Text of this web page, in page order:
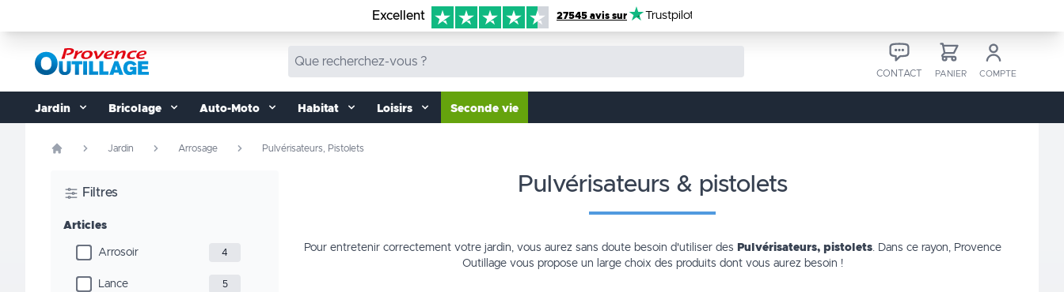
Excellent 27545 avis sur Trustpilot
CONTACT PANIER COMPTE
Jardin Bricolage Auto-Moto Habitat Loisirs Seconde vie
Jardin Arrosage Pulvérisateurs, Pistolets
Filtres
Articles
Arrosoir 4
Lance 5
pulvérisateurs & pistolets
Pour entretenir correctement votre jardin, vous aurez sans doute besoin d'utiliser des Pulvérisateurs, pistolets. Dans ce rayon, Provence
Outillage vous propose un large choix des produits dont vous aurez besoin !